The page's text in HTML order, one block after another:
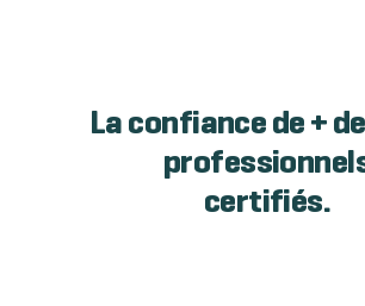
La confiance de + de
certifiés.